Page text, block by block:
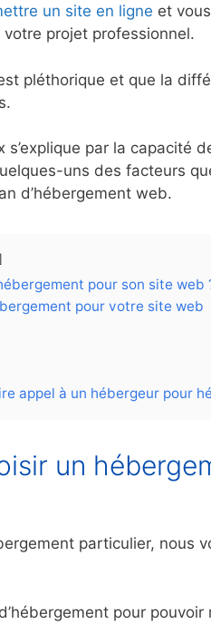
un site en ligne et
projet professionnel.
pléthorique et que la
par la capacité
uns des facteurs
d’hébergement web.
pour son site web
pour votre site web
appel à un hébergeur pour
un
particulier, nous
pour